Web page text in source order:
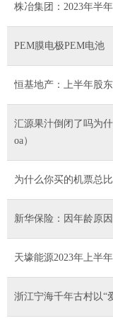
株冶集团：2023年半
PEM膜电极PEM电池
恒基地产：上半年股
汇源果汁倒闭了吗为
oa）
为什么你买的机票总
新华保险：因年龄原
天壕能源2023年上半
浙江宁海千年古村以“